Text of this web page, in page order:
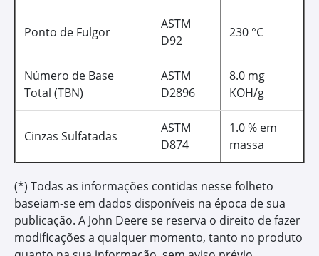
TORQ-GARD™ II
Óleo para Motores
Permite melhor desempenho do motor;
Possibilita aumento de vida útil do motor;
Possibilita melhor aproveitamento da potência,
podendo reduzir o consumo de diesel.